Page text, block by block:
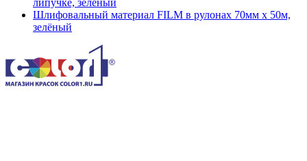
липучке, зелёный
Шлифовальный материал FILM в рулонах 70мм х 50м,
зелёный